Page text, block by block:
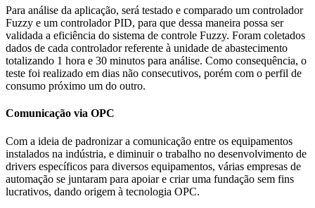
Para análise da aplicação, será testado e comparado um controlador
Fuzzy e um controlador PID, para que dessa maneira possa ser
validada a eficiência do sistema de controle Fuzzy. Foram coletados
dados de cada controlador referente à unidade de abastecimento
totalizando 1 hora e 30 minutos para análise. Como consequência, o
teste foi realizado em dias não consecutivos, porém com o perfil de
consumo próximo um do outro.
Comunicação via OPC
Com a ideia de padronizar a comunicação entre os equipamentos
instalados na indústria, e diminuir o trabalho no desenvolvimento de
drivers específicos para diversos equipamentos, várias empresas de
automação se juntaram para apoiar e criar uma fundação sem fins
lucrativos, dando origem à tecnologia OPC.